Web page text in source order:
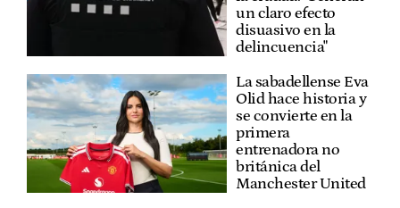
un claro efecto
disuasivo en la
delincuencia"
La sabadellense Eva
Olid hace historia y
se convierte en la
primera
entrenadora no
británica del
Manchester United